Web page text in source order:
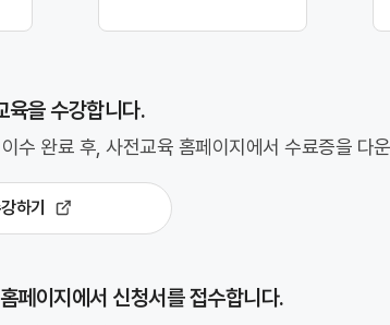
육을 수강합니다.
수 완료 후, 사전교육 홈페이지에서 수료증을 다
하기
이지에서 신청서를 접수합니다.